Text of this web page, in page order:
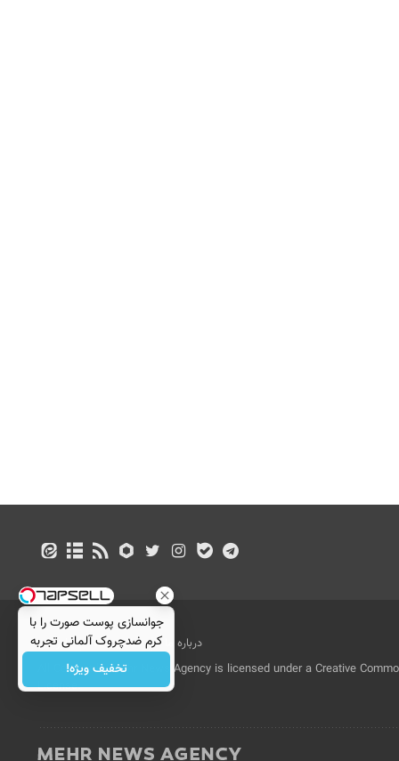
درباره ما تماس با ما
بازرگانی
All Content by Mehr News Agency is licensed under a Creative
License.
جوانسازی پوست صورت را با
کرم ضدچروک آلمانی تجربه
کنید!
تخفیف ویژه!